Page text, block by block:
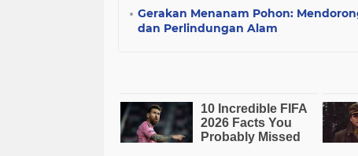
Gerakan Menanam Pohon:
dan Perlindungan Alam